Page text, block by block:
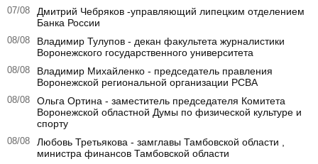
07/08
Дмитрий Чебряков -управляющий липецким отделением
Банка России
08/08
Владимир Тулупов - декан факультета журналистики
Воронежского государственного университета
08/08
Владимир Михайленко - председатель правления
Воронежской региональной организации РСВА
08/08
Ольга Ортина - заместитель председателя Комитета
Воронежской областной Думы по физической культуре и
спорту
08/08
Любовь Третьякова - замглавы Тамбовской области ,
министра финансов Тамбовской области